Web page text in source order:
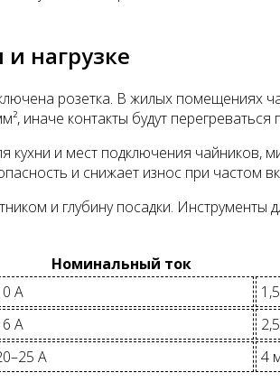
нагрузке
розетка. В жилых помещениях
контакты будут
кухни и мест подключения
и снижает износ при частом
и глубину посадки. Инструменты
Номинальный ток
А
А
А 4